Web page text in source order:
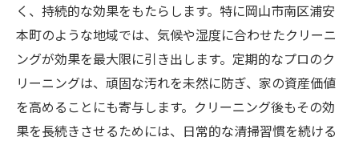
く、持続的な効果をもたらします。特に岡山市南区浦安
本町のような地域では、気候や湿度に合わせたクリーニ
ングが効果を最大限に引き出します。定期的なプロのク
リーニングは、頑固な汚れを未然に防ぎ、家の資産価値
を高めることにも寄与します。クリーニング後もその効
果を長続きさせるためには、日常的な清掃習慣を続ける